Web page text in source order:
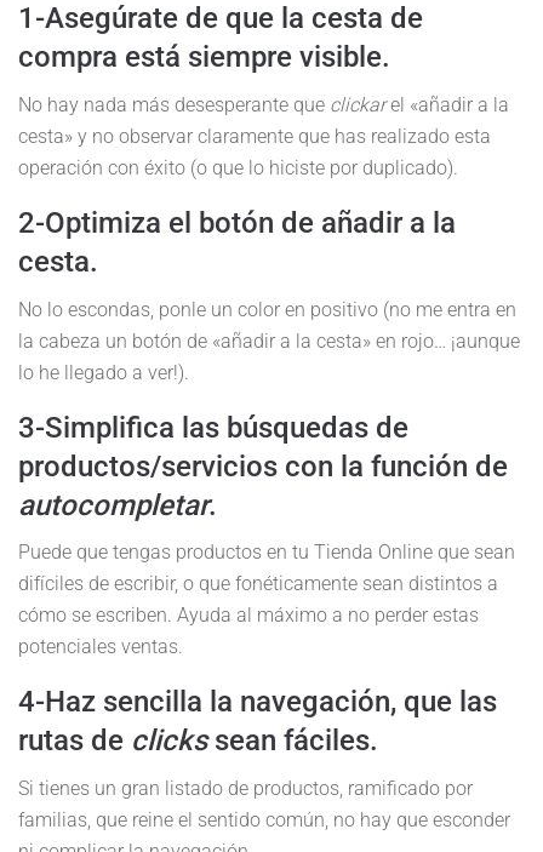
1-Asegúrate de que la cesta de
compra está siempre visible.
No hay nada más desesperante que clickarel «añadir a la
cesta» y no observar claramente que has realizado esta
operación con éxito (o que lo hiciste por duplicado).
2-Optimiza el botón de añadir a la
cesta.
No lo escondas, ponle un color en positivo (no me entra en
la cabeza un botón de «añadir a la cesta» en rojo… ¡aunque
lo he llegado a ver!).
3-Simplifica las búsquedas de
productos/servicios con la función de
autocompletar.
Puede que tengas productos en tu Tienda Online que sean
difíciles de escribir, o que fonéticamente sean distintos a
cómo se escriben. Ayuda al máximo a no perder estas
potenciales ventas.
4-Haz sencilla la navegación, que las
rutas de clickssean fáciles.
Si tienes un gran listado de productos, ramificado por
familias, que reine el sentido común, no hay que esconder